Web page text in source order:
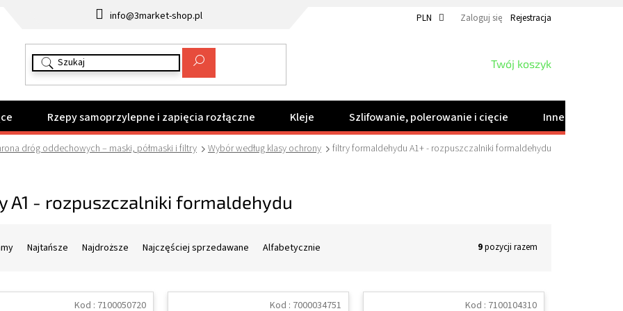
info@3market-shop.pl PLN Zaloguj się Rejestracja
KOSZYK
Twój koszyk
Rzepy samoprzylepne i zapięcia rozłączne Kleje Szlifowanie, polerowanie i cięcie Inne produkty
dróg oddechowych – maski, półmaski i filtry Wybór według klasy ochrony filtry formaldehydu A1+ - rozpuszczalniki formaldehydu
A1 - rozpuszczalniki formaldehydu
Najtańsze Najdroższe Najczęściej sprzedawane Alfabetycznie 9pozycji razem
Kod : 7100050720 Kod : 7000034751 Kod : 7100104310